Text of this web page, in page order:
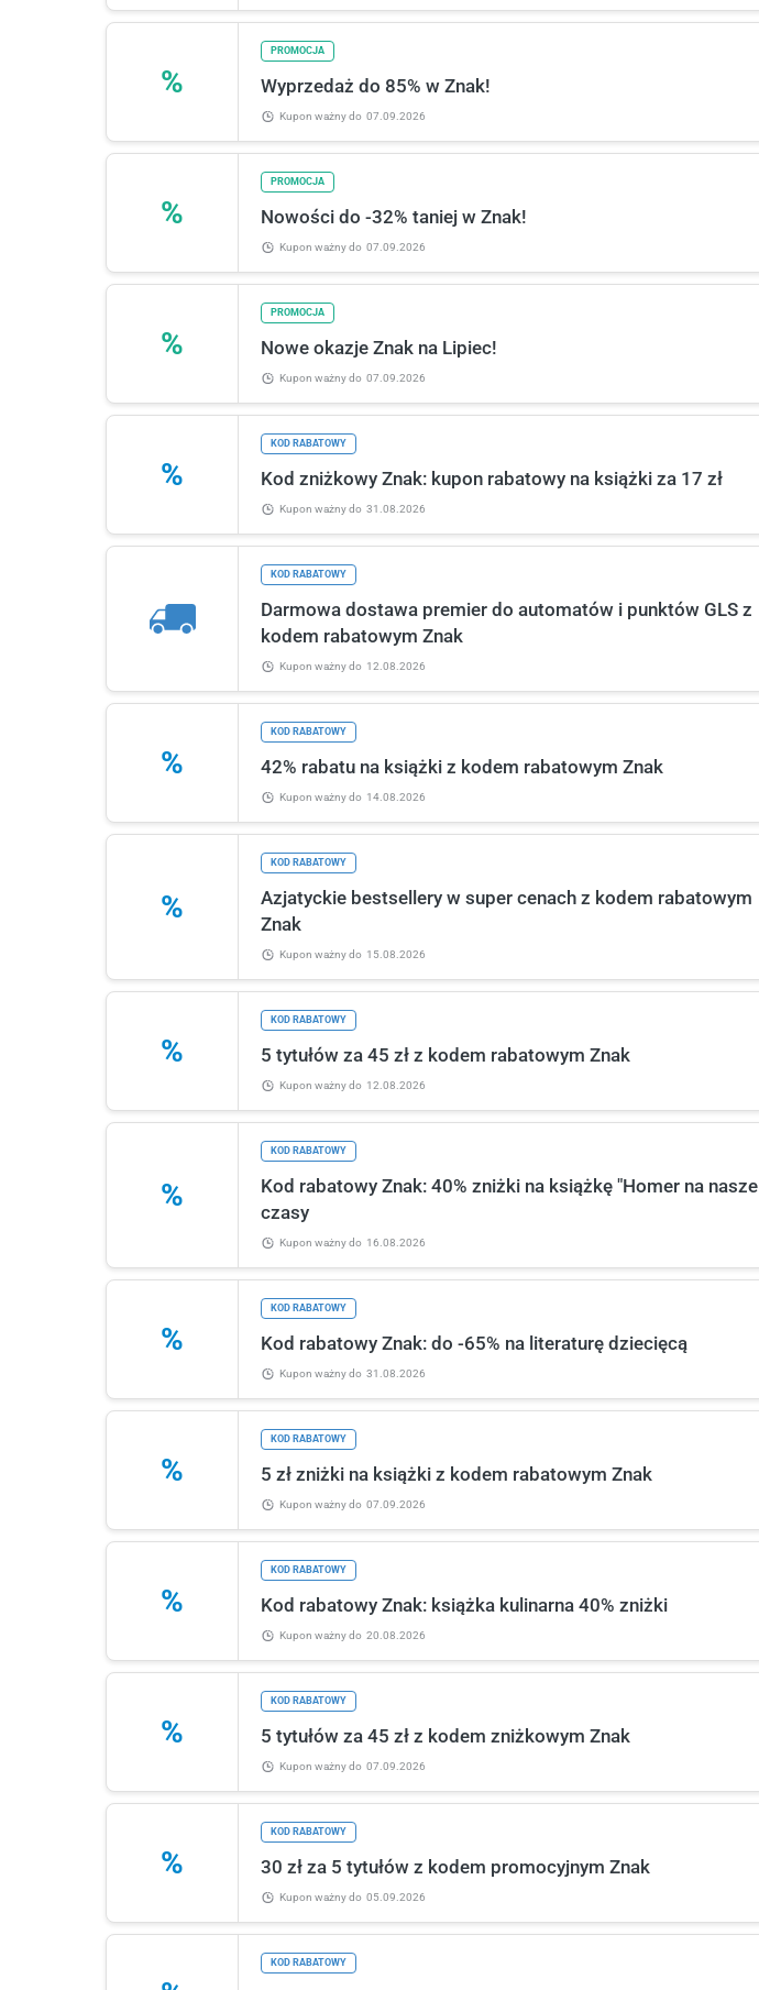
%
PROMOCJA
Wyprzedaż do 85% w Znak!
Kupon ważnydo 07.09.2026
%
PROMOCJA
Nowości do -32% taniej w Znak!
Kupon ważnydo 07.09.2026
%
PROMOCJA
Nowe okazje Znak na Lipiec!
Kupon ważnydo 07.09.2026
%
KOD RABATOWY
Kod zniżkowy Znak: kupon rabatowy na książki za 17 zł
Kupon ważnydo 31.08.2026
KOD RABATOWY
Darmowa dostawa premier do automatów i punktów GLS z
kodem rabatowym Znak
Kupon ważnydo 12.08.2026
%
KOD RABATOWY
42% rabatu na książki z kodem rabatowym Znak
Kupon ważnydo 14.08.2026
%
KOD RABATOWY
Azjatyckie bestsellery w super cenach z kodem rabatowym
Znak
Kupon ważnydo 15.08.2026
%
KOD RABATOWY
5 tytułów za 45 zł z kodem rabatowym Znak
Kupon ważnydo 12.08.2026
%
KOD RABATOWY
Kod rabatowy Znak: 40% zniżki na książkę "Homer na nasze
czasy
Kupon ważnydo 16.08.2026
%
KOD RABATOWY
Kod rabatowy Znak: do -65% na literaturę dziecięcą
Kupon ważnydo 31.08.2026
%
KOD RABATOWY
5 zł zniżki na książki z kodem rabatowym Znak
Kupon ważnydo 07.09.2026
%
KOD RABATOWY
Kod rabatowy Znak: książka kulinarna 40% zniżki
Kupon ważnydo 20.08.2026
%
KOD RABATOWY
5 tytułów za 45 zł z kodem zniżkowym Znak
Kupon ważnydo 07.09.2026
%
KOD RABATOWY
30 zł za 5 tytułów z kodem promocyjnym Znak
Kupon ważnydo 05.09.2026
KOD RABATOWY